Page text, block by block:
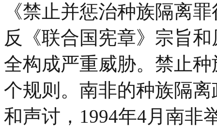
《禁止并惩治种族隔离
反《联合国宪章》宗旨
全构成严重威胁。禁止
个规则。南非的种族隔
和声讨，1994年4月南非